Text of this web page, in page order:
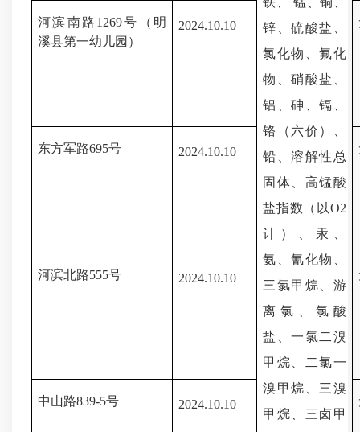
锌、硫酸盐、
氯化物、氟化
物、硝酸盐、
铝、砷、镉、
铬（六价）、
铅、溶解性总
固体、 高锰酸
盐指数（以O2
计 ）、 汞、
氨、氰化物、
三氯甲烷、 游
离氯
氯酸
盐
、一氯二溴
甲烷、二氯一
溴甲烷、三溴
甲烷、三卤甲
河滨南路 1269号 （ 明
溪县第一幼儿园 ）
2024.10.10
东方军路695号 2024.10.10
河滨北路555号 2024.10.10
中山路839-5号 2024.10.10